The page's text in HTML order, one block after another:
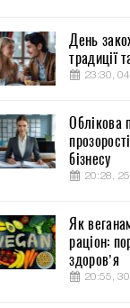
День
традиції
23:30,
Облікова
бізнесу
20:28,
Як
раціон:
здоров’я
20:55,